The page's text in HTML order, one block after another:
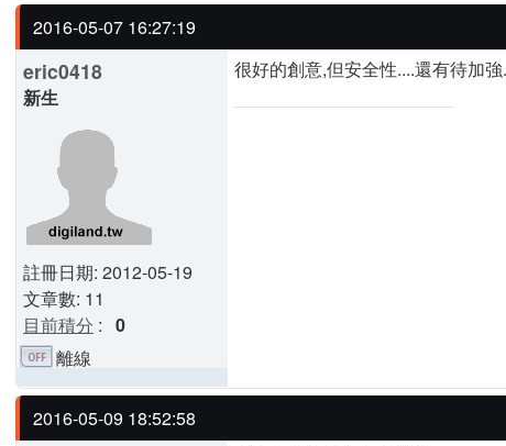
2016-05-07 16:27:19
eric0418
新生
註冊日期: 2012-05-19
文章數: 11
目前積分 : 0
很好的創意,但安全性....還有待加強
離線
2016-05-09 18:52:58